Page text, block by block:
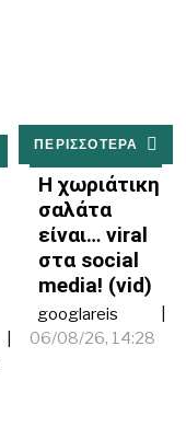
MEDIA
Η χωριάτικη
σαλάτα
είναι… viral
στα social
media! (vid)
googlareis
06/08/26, 14:28
ΠΕΡΙΣΣΟΤΕΡΑ